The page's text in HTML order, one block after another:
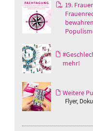
19.
mehr!
Weitere
Flyer,